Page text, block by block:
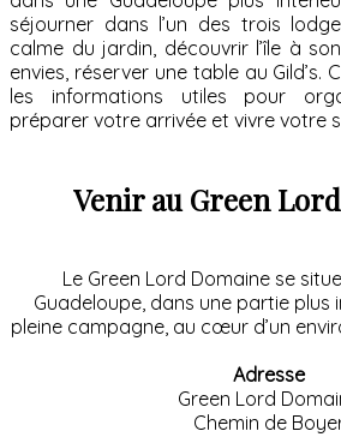
séjourner dans l’un des trois
calme du jardin, découvrir l’île à
envies, réserver une table au Gild’s.
les informations utiles pour
préparer votre arrivée et vivre votre
Venir au Green
Le Green Lord Domaine se
Guadeloupe, dans une partie plus
pleine campagne, au cœur d’un
Adresse
Green Lord
Chemin de